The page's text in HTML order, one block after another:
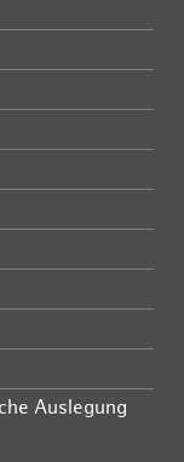
Auslegung